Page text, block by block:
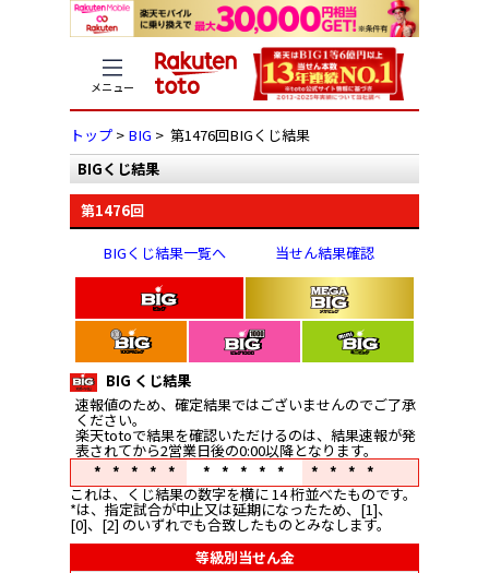
メニュー
トップ > BIG > 第1476回BIGくじ結果
BIGくじ結果
第1476回
BIGくじ結果一覧へ 当せん結果確認
BIG くじ結果
速報値のため、確定結果ではございませんのでご了承
ください。
楽天totoで結果を確認いただけるのは、結果速報が発
表されてから2営業日後の0:00以降となります。
*****
*****
****
これは、くじ結果の数字を横に 14 桁並べたものです。
*は、指定試合が中止又は延期になったため、[1]、
[0]、[2] のいずれでも合致したものとみなします。
等級別当せん金